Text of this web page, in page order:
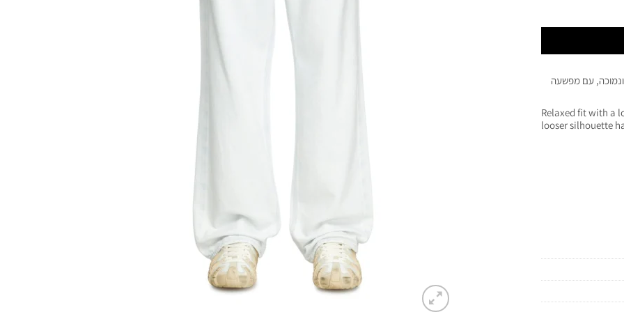
ונמוכה, עם מפשעה
Relaxed fit with a
looser silhouette